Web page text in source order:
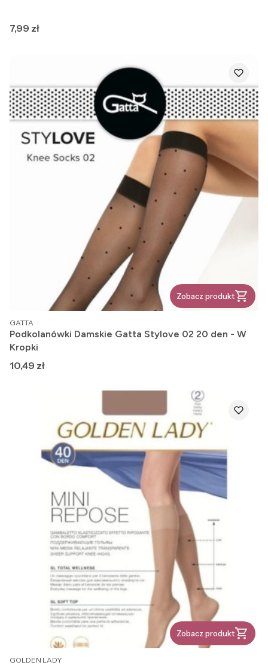
Cena
7,99 zł
Zobacz produkt
PRODUCENT
GATTA
Podkolanówki Damskie Gatta Stylove 02 20 den - W
Kropki
Cena
10,49 zł
Zobacz produkt
PRODUCENT
GOLDEN LADY